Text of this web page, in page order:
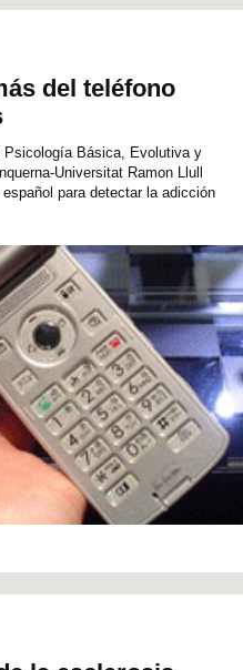
del teléfono
Psicología Básica, Evolutiva y
Universitat Ramon Llull
para detectar la adicción